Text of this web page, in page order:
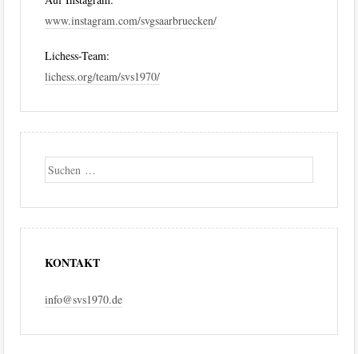
www.instagram.com/svgsaarbruecken/
Lichess-Team:
lichess.org/team/svs1970/
Suche
KONTAKT
info@svs1970.de